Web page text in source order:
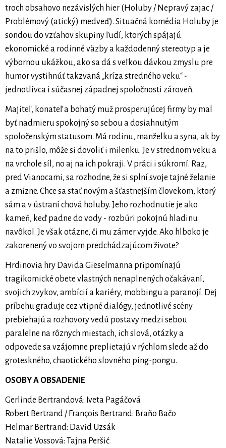
troch obsahovo nezávislých hier (Holuby / Nepravý zajac /
Problémový (atický) medveď). Situačná komédia Holuby je
sondou do vzťahov skupiny ľudí, ktorých spájajú
ekonomické a rodinné väzby a každodenný stereotyp a je
výbornou ukážkou, ako sa dá s veľkou dávkou zmyslu pre
humor vystihnúť takzvaná „kríza stredného veku“ -
jednotlivca i súčasnej západnej spoločnosti zároveň.
Majiteľ, konateľ a bohatý muž prosperujúcej firmy by mal
byť nadmieru spokojný so sebou a dosiahnutým
spoločenským statusom. Má rodinu, manželku a syna, ak by
na to prišlo, môže si dovoliť i milenku. Je v strednom veku a
na vrchole síl, no aj na ich pokraji. V práci i súkromí. Raz,
pred Vianocami, sa rozhodne, že si splní svoje tajné želanie
a zmizne. Chce sa stať novým a šťastnejším človekom, ktorý
sám a v ústraní chová holuby. Jeho rozhodnutie je ako
kameň, keď padne do vody - rozbúri pokojnú hladinu
navôkol. Je však otázne, či mu zámer vyjde. Ako hlboko je
zakorenený vo svojom predchádzajúcom živote?
Hrdinovia hry Davida Gieselmanna pripomínajú
tragikomické obete vlastných nenaplnených očakávaní,
svojich zvykov, ambícií a kariéry, mobbingu a paranojí. Dej
príbehu graduje cez vtipné dialógy, jednotlivé scény
prebiehajú a rozhovory vedú postavy medzi sebou
paralelne na rôznych miestach, ich slová, otázky a
odpovede sa vzájomne preplietajú v rýchlom slede až do
groteskného, chaotického slovného ping-pongu.
OSOBY A OBSADENIE
Gerlinde Bertrandová: Iveta Pagáčová
Robert Bertrand / François Bertrand: Braňo Bačo
Helmar Bertrand: David Uzsák
Natalie Vossová: Tajna Peršić